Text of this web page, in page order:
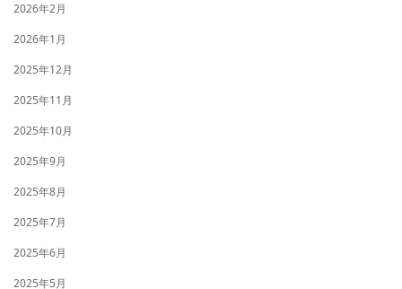
2026年2月
2026年1月
2025年12月
2025年11月
2025年10月
2025年9月
2025年8月
2025年7月
2025年6月
2025年5月